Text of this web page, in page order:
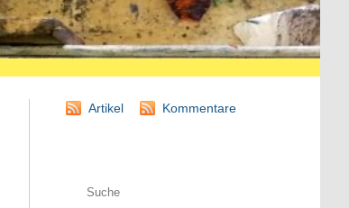
Artikel Kommentare